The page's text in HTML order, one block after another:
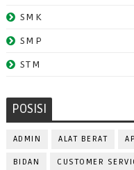
SMK
SMP
STM
POSISI
ADMIN ALAT BERAT
BIDAN CUSTOMER